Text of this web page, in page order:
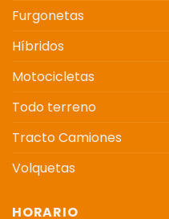
Furgonetas
Híbridos
Motocicletas
Todo terreno
Tracto Camiones
Volquetas
HORARIO